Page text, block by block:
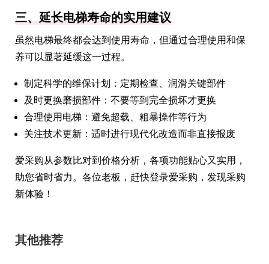
三、延长电梯寿命的实用建议
虽然电梯最终都会达到使用寿命，但通过合理使用和保
养可以显著延缓这一过程。
制定科学的维保计划：定期检查、润滑关键部件
及时更换磨损部件：不要等到完全损坏才更换
合理使用电梯：避免超载、粗暴操作等行为
关注技术更新：适时进行现代化改造而非直接报废
爱采购从参数比对到价格分析，各项功能贴心又实用，
助您省时省力。各位老板，赶快登录爱采购，发现采购
新体验！
其他推荐